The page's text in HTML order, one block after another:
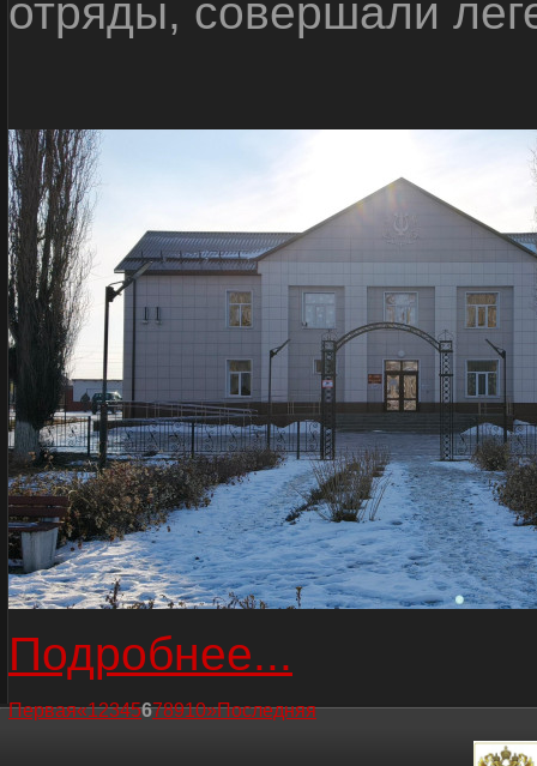
отряды, совершали
Подробнее...
Первая«12345678910»Последняя